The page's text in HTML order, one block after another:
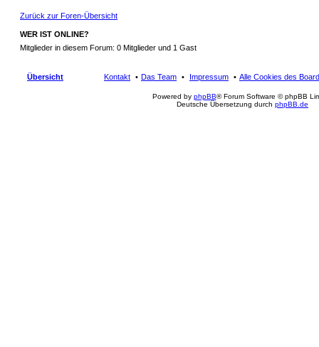
Zurück zur Foren-Übersicht
WER IST ONLINE?
Mitglieder in diesem Forum: 0 Mitglieder und 1 Gast
Übersicht Alle Cookies des
Impressum
Das Team
Kontakt
Powered by phpBB® Forum Software © phpBB
Deutsche Übersetzung durch phpBB.de